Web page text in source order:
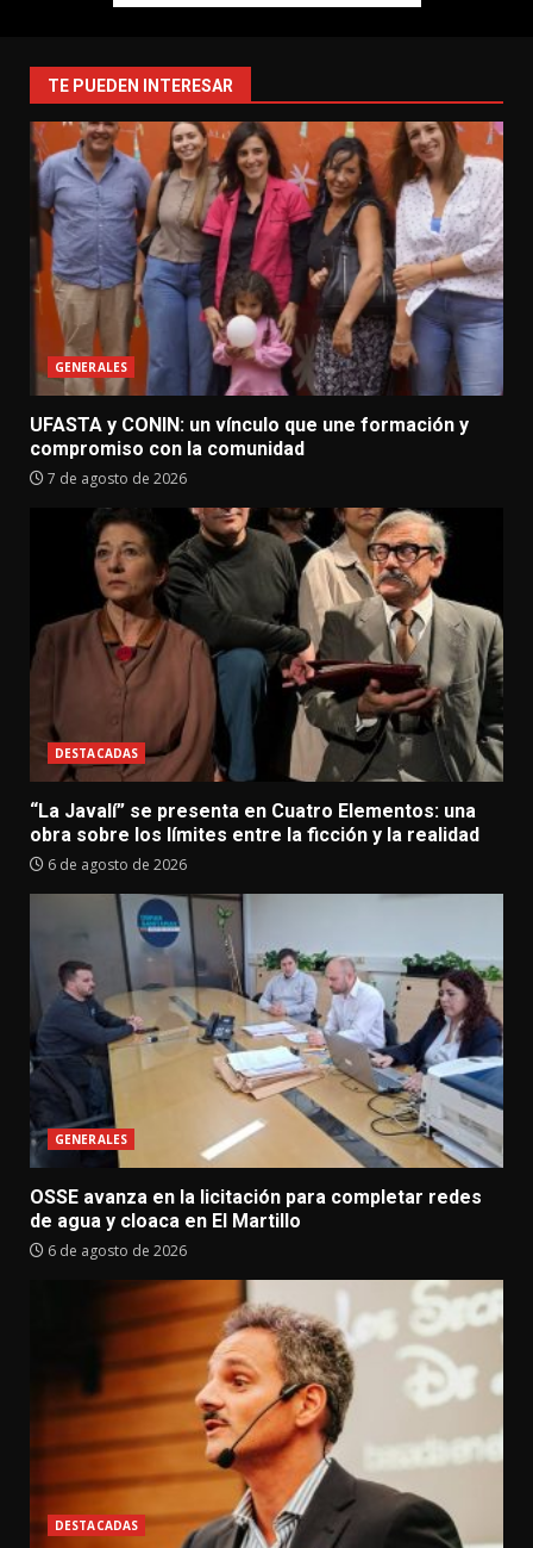
TE PUEDEN INTERESAR
GENERALES
UFASTA y CONIN: un vínculo que une formación y
compromiso con la comunidad
7 de agosto de 2026
DESTACADAS
“La Javalí” se presenta en Cuatro Elementos: una
obra sobre los límites entre la ficción y la realidad
6 de agosto de 2026
GENERALES
OSSE avanza en la licitación para completar redes
de agua y cloaca en El Martillo
6 de agosto de 2026
DESTACADAS